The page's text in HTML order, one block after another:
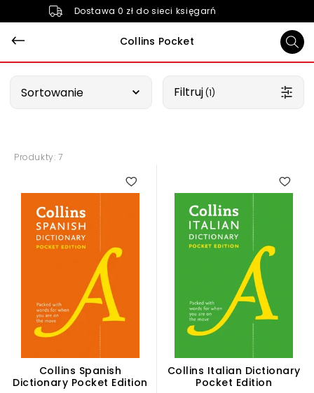
Dostawa 0 zł do sieci księgarń
Collins Pocket
Sortowanie Filtruj (1)
Produkty: 7
Collins Spanish
Dictionary Pocket Edition
Collins Italian Dictionary
Pocket Edition